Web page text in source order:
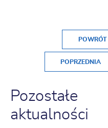
POWRÓT
POPRZEDNIA
Pozostałe
aktualności